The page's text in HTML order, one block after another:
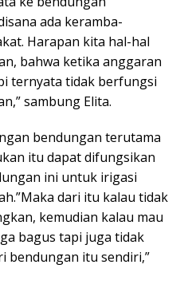
ada keramba-
Harapan kita hal-hal
bahwa ketika anggaran
ternyata tidak berfungsi
sambung Elita.
bendungan terutama
itu dapat difungsikan
ini untuk irigasi
dari itu kalau tidak
kemudian kalau mau
bagus tapi juga tidak
bendungan itu sendiri,”